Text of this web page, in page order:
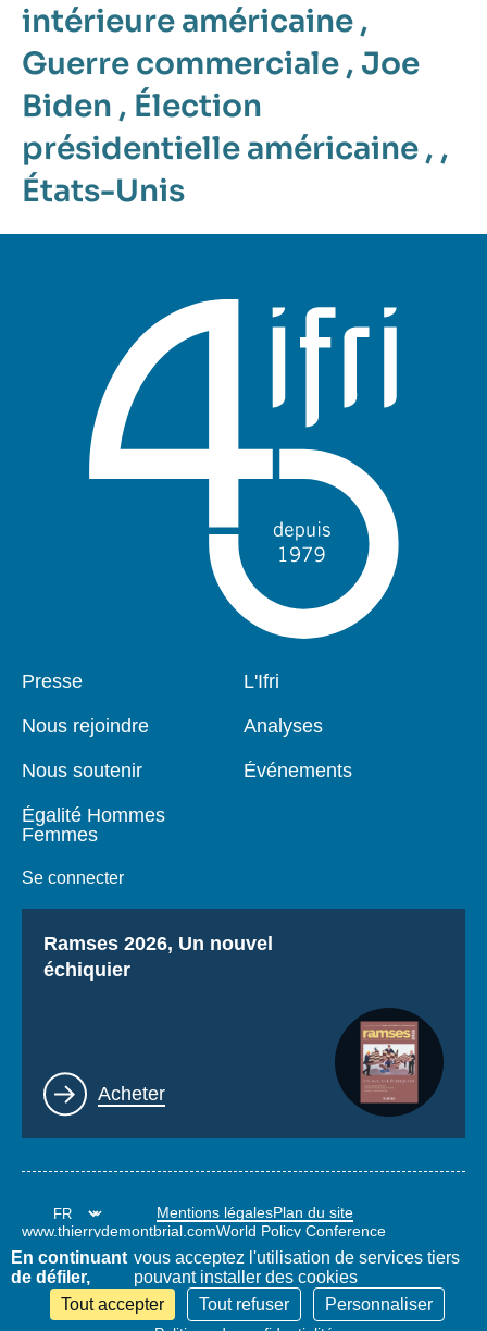
intérieure américaine ,
Guerre commerciale , Joe
Biden , Élection
présidentielle américaine , ,
États-Unis
Pied
Presse
Nous rejoindre
Nous soutenir
Égalité Hommes
Femmes
Se connecter
Navigation
L'Ifri
Analyses
Événements
Titre
Ramses 2026, Un nouvel
échiquier
Lien
Acheter
Mentions légalesPlan du site
www.thierrydemontbrial.comWorld Policy Conference
En continuant
de défiler,
vous acceptez l'utilisation de services tiers
pouvant installer des cookies
Tout accepter
Tout refuser Personnaliser